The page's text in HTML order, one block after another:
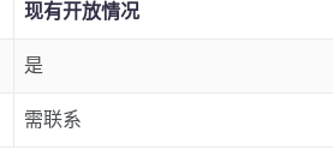
现有开放情况
是
需联系